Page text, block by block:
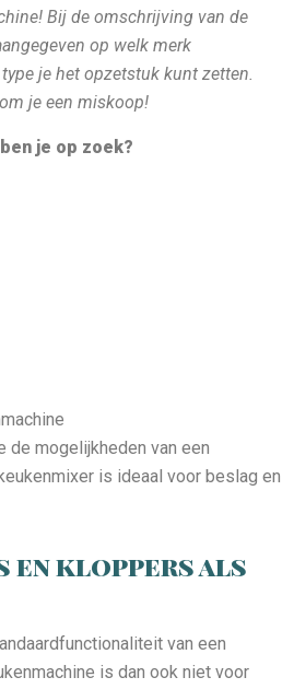
Bij de omschrijving van de
op welk merk
je het opzetstuk kunt zetten.
je een miskoop!
je op zoek?
mogelijkheden van een
is ideaal voor beslag en
en kloppers als
van een
is dan ook niet voor